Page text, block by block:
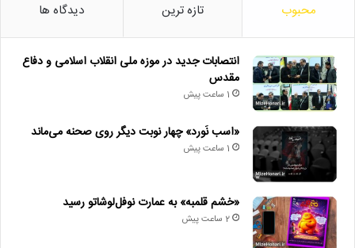
محبوب تازه ترین دیدگاه ها
انتصابات جدید در موزه ملی انقلاب اسلامی و دفاع
مقدس
1 ساعت پیش
«اسب نَورد» چهار نوبت دیگر روی صحنه می‌ماند
1 ساعت پیش
«خشم قلمبه» به عمارت نوفل‌لوشاتو رسید
2 ساعت پیش